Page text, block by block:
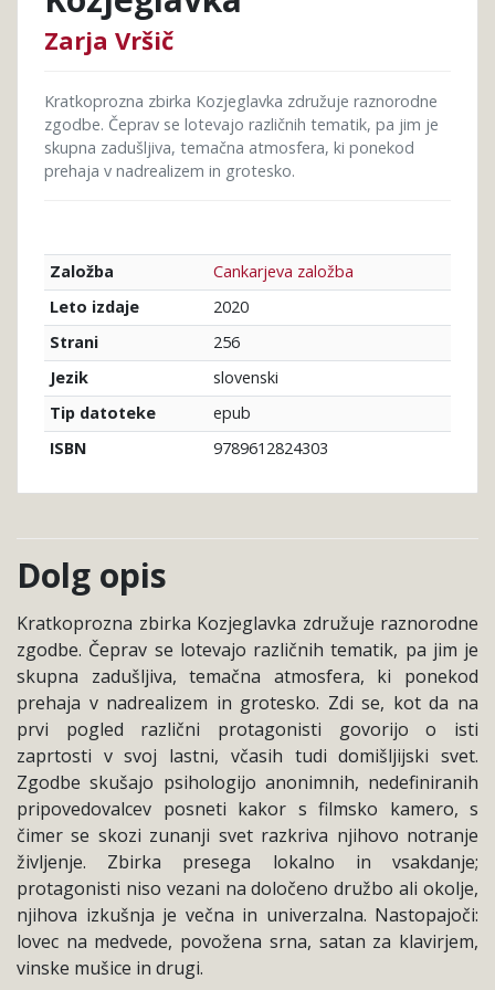
Zarja Vršič
Kratkoprozna zbirka Kozjeglavka združuje raznorodne
zgodbe. Čeprav se lotevajo različnih tematik, pa jim je
skupna zadušljiva, temačna atmosfera, ki ponekod
prehaja v nadrealizem in grotesko.
Založba
Cankarjeva založba
Leto izdaje
2020
Strani
256
Jezik
slovenski
Tip datoteke
epub
ISBN
9789612824303
Dolg opis
Kratkoprozna zbirka Kozjeglavka združuje raznorodne
zgodbe. Čeprav se lotevajo različnih tematik, pa jim je
skupna zadušljiva, temačna atmosfera, ki ponekod
prehaja v nadrealizem in grotesko. Zdi se, kot da na
prvi pogled različni protagonisti govorijo o isti
zaprtosti v svoj lastni, včasih tudi domišljijski svet.
Zgodbe skušajo psihologijo anonimnih, nedefiniranih
pripovedovalcev posneti kakor s filmsko kamero, s
čimer se skozi zunanji svet razkriva njihovo notranje
življenje. Zbirka presega lokalno in vsakdanje;
protagonisti niso vezani na določeno družbo ali okolje,
njihova izkušnja je večna in univerzalna. Nastopajoči:
lovec na medvede, povožena srna, satan za klavirjem,
vinske mušice in drugi.